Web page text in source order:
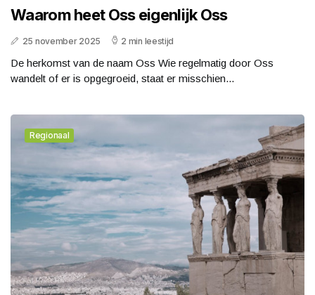
Waarom heet Oss eigenlijk Oss
25 november 2025 2 min leestijd
De herkomst van de naam Oss Wie regelmatig door Oss
wandelt of er is opgegroeid, staat er misschien...
Regionaal